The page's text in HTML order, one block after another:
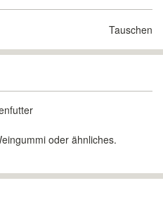
Tauschen
oder ähnliches.